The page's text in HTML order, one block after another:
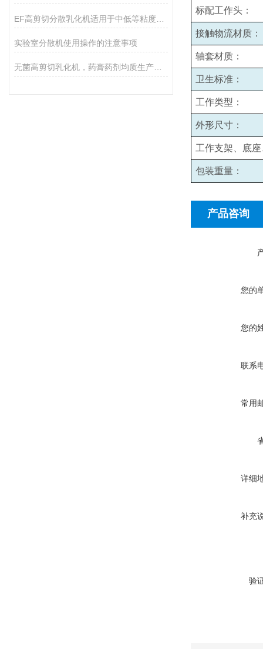
实验室分散机使用操作的注意事项
标配工作头：
接触物流材质：
轴套材质：
卫生标准：
工作类型：
外形尺寸：
工作支架、底
包装重量：
产品咨询
您的
您的
联系
常用
详细
补充
验